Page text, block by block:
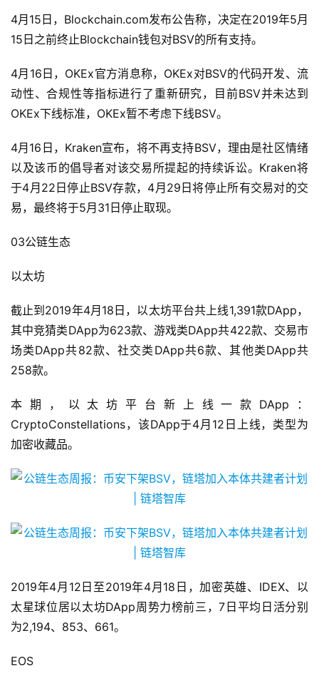
4月15日，Blockchain.com发布公告称，决定在2019年5月
15日之前终止Blockchain钱包对BSV的所有支持。
4月16日，OKEx官方消息称，OKEx对BSV的代码开发、流
动性、合规性等指标进行了重新研究，目前BSV并未达到
OKEx下线标准，OKEx暂不考虑下线BSV。
4月16日，Kraken宣布，将不再支持BSV，理由是社区情绪
以及该币的倡导者对该交易所提起的持续诉讼。Kraken将
于4月22日停止BSV存款，4月29日将停止所有交易对的交
易，最终将于5月31日停止取现。
03公链生态
以太坊
截止到2019年4月18日，以太坊平台共上线1,391款DApp，
其中竞猜类DApp为623款、游戏类DApp共422款、交易市
场类DApp共82款、社交类DApp共6款、其他类DApp共
258款。
本期，以太坊平台新上线一款DApp：
CryptoConstellations，该DApp于4月12日上线，类型为
加密收藏品。
2019年4月12日至2019年4月18日，加密英雄、IDEX、以
太星球位居以太坊DApp周势力榜前三，7日平均日活分别
为2,194、853、661。
EOS